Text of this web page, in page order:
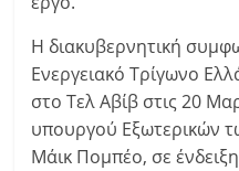
Η διακυβερνητική
Ενεργειακό Τρίγωνο
στο Τελ Αβίβ στις 20
υπουργού Εξωτερικών
Μάικ Πομπέο, σε